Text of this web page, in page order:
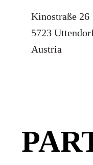
Kinostraße 26
5723
Austria